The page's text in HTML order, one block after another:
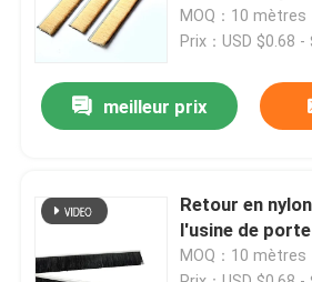
Bande de pinceau industrielle
Brosses cylindriques
Brosses à rouleaux industriels
bois
MOQ：10 mètres
Prix：USD $0.68
meilleur prix
Retour en
l'usine de
MOQ：10 mètres